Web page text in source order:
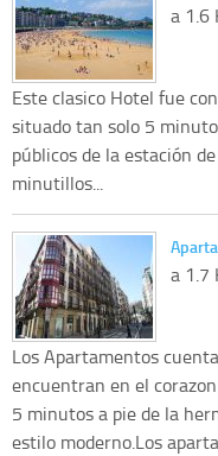
a 1.6
Este clasico Hotel fue
situado tan solo 5
públicos de la estación
minutillos...
a 1.7
Los Apartamentos
encuentran en el
5 minutos a pie de la
estilo moderno.Los